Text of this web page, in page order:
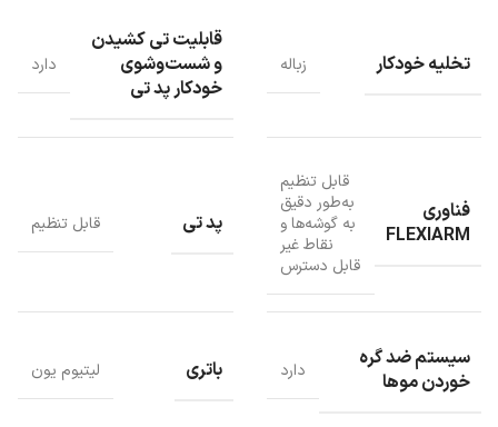
باتری هوشمند جارو رباتیک Roborock Qrevo
تخلیه خودکار زباله
قابلیت تی کشیدن
و شست‌وشوی
خودکار پد تی
دارد
فناوری
FLEXIARM
قابل تنظیم
به‌طور دقیق
به گوشه‌ها و
نقاط غیر
قابل دسترس
پد تی قابل تنظیم
سیستم ضد گره
خوردن موها
دارد باتری لیتیوم یون